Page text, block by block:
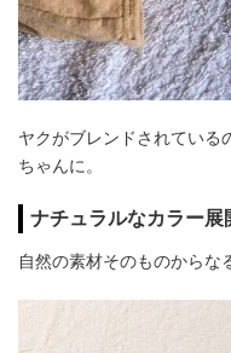
ヤクがブレンドされている
ちゃんに。
ナチュラルなカラー展
自然の素材そのものからな